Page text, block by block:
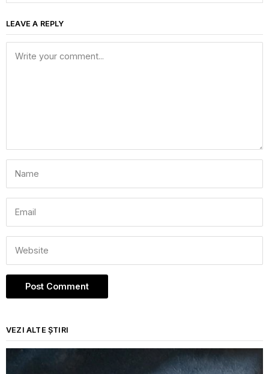
LEAVE A REPLY
VEZI ALTE ȘTIRI